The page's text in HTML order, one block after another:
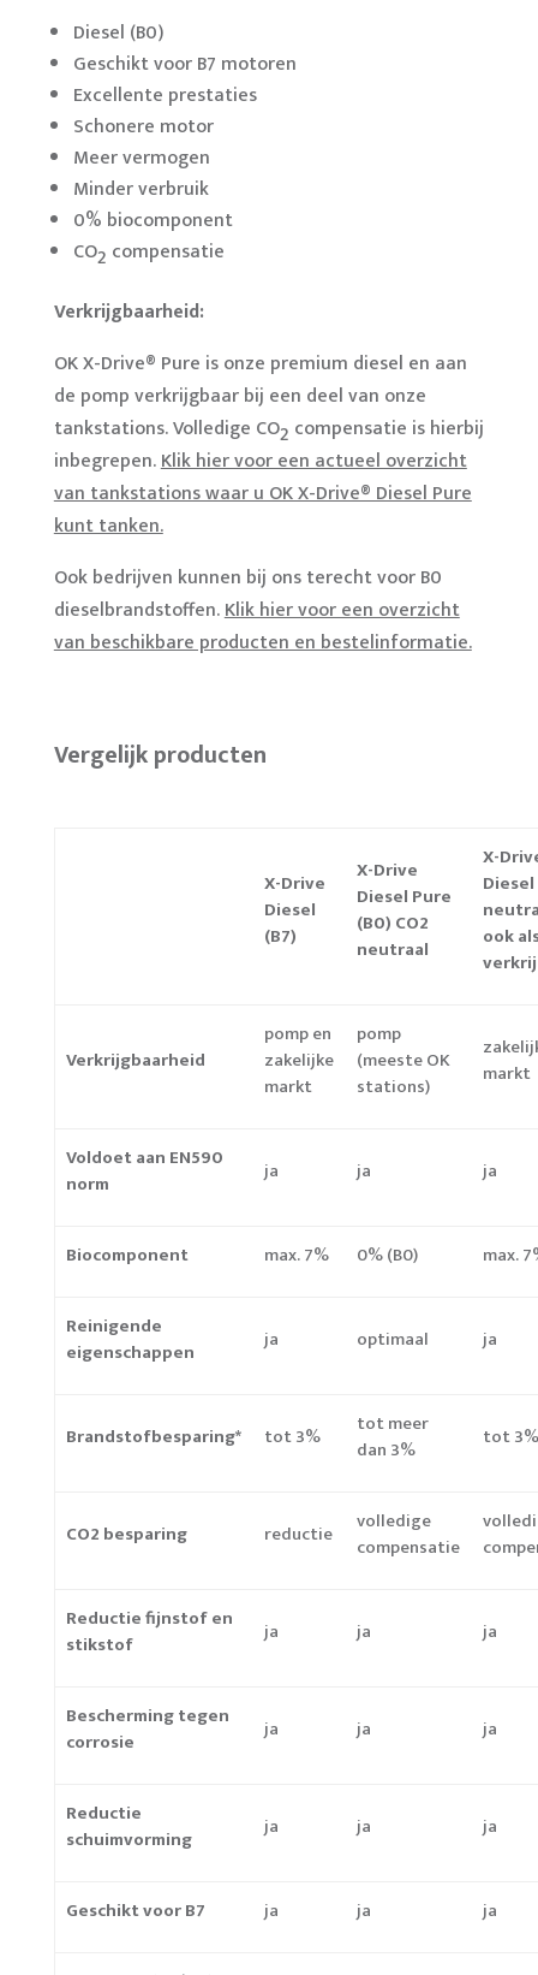
Diesel (B0)
Geschikt voor B7 motoren
Excellente prestaties
Schonere motor
Meer vermogen
Minder verbruik
0% biocomponent
CO2 compensatie
Verkrijgbaarheid:
OK X-Drive® Pure is onze premium diesel en aan
de pomp verkrijgbaar bij een deel van onze
tankstations. Volledige CO2 compensatie is hierbij
inbegrepen.Klik hier voor een actueel overzicht
van tankstations waar u OK X-Drive® Diesel Pure
kunt tanken.
Ook bedrijven kunnen bij ons terecht voor B0
dieselbrandstoffen.Klik hier voor een overzicht
van beschikbare producten en bestelinformatie.
Vergelijk producten
X-Drive
Diesel
(B7)
X-Drive
Diesel Pure
(B0) CO2
neutraal
X-
Diesel
ook
Verkrijgbaarheid
pomp en
zakelijke
markt
pomp
(meeste OK
stations)
markt
Voldoet aan EN590
norm
ja ja ja
Biocomponent max. 7% 0% (B0) max.
Reinigende
eigenschappen
ja optimaal ja
Brandstofbesparing* tot 3%
tot meer
dan 3%
tot
CO2 besparing reductie
volledige
compensatie
Reductie fijnstof en
stikstof
ja ja ja
Bescherming tegen
corrosie
ja ja ja
Reductie
schuimvorming
ja ja ja
Geschikt voor B7 ja ja ja